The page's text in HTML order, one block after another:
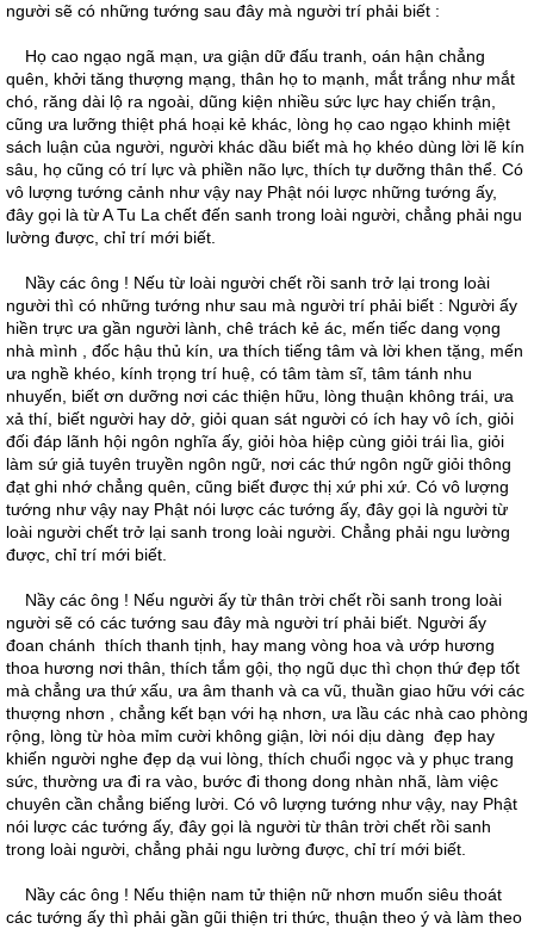
người sẽ có những tướng sau đây mà người trí phải biết :
Họ cao ngạo ngã mạn, ưa giận dữ đấu tranh, oán hận chẳng
quên, khởi tăng thượng mạng, thân họ to mạnh, mắt trắng như mắt
chó, răng dài lộ ra ngoài, dũng kiện nhiều sức lực hay chiến trận,
cũng ưa lưỡng thiệt phá hoại kẻ khác, lòng họ cao ngạo khinh miệt
sách luận của người, người khác dầu biết mà họ khéo dùng lời lẽ kín
sâu, họ cũng có trí lực và phiền não lực, thích tự dưỡng thân thể. Có
vô lượng tướng cảnh như vậy nay Phật nói lược những tướng ấy,
đây gọi là từ A Tu La chết đến sanh trong loài người, chẳng phải ngu
lường được, chỉ trí mới biết.
Nầy các ông ! Nếu từ loài người chết rồi sanh trở lại trong loài
người thì có những tướng như sau mà người trí phải biết : Người ấy
hiền trực ưa gần người lành, chê trách kẻ ác, mến tiếc dang vọng
nhà mình , đốc hậu thủ kín, ưa thích tiếng tâm và lời khen tặng, mến
ưa nghề khéo, kính trọng trí huệ, có tâm tàm sĩ, tâm tánh nhu
nhuyến, biết ơn dưỡng nơi các thiện hữu, lòng thuận không trái, ưa
xả thí, biết người hay dở, giỏi quan sát người có ích hay vô ích, giỏi
đối đáp lãnh hội ngôn nghĩa ấy, giỏi hòa hiệp cùng giỏi trái lìa, giỏi
làm sứ giả tuyên truyền ngôn ngữ, nơi các thứ ngôn ngữ giỏi thông
đạt ghi nhớ chẳng quên, cũng biết được thị xứ phi xứ. Có vô lượng
tướng như vậy nay Phật nói lược các tướng ấy, đây gọi là người từ
loài người chết trở lại sanh trong loài người. Chẳng phải ngu lường
được, chỉ trí mới biết.
Nầy các ông ! Nếu người ấy từ thân trời chết rồi sanh trong loài
người sẽ có các tướng sau đây mà người trí phải biết. Người ấy
đoan chánh thích thanh tịnh, hay mang vòng hoa và ướp hương
thoa hương nơi thân, thích tắm gội, thọ ngũ dục thì chọn thứ đẹp tốt
mà chẳng ưa thứ xấu, ưa âm thanh và ca vũ, thuần giao hữu với các
thượng nhơn , chẳng kết bạn với hạ nhơn, ưa lầu các nhà cao phòng
rộng, lòng từ hòa mỉm cười không giận, lời nói dịu dàng đẹp hay
khiến người nghe đẹp dạ vui lòng, thích chuổi ngọc và y phục trang
sức, thường ưa đi ra vào, bước đi thong dong nhàn nhã, làm việc
chuyên cần chẳng biếng lười. Có vô lượng tướng như vậy, nay Phật
nói lược các tướng ấy, đây gọi là người từ thân trời chết rồi sanh
trong loài người, chẳng phải ngu lường được, chỉ trí mới biết.
Nầy các ông ! Nếu thiện nam tử thiện nữ nhơn muốn siêu thoát
các tướng ấy thì phải gần gũi thiện tri thức, thuận theo ý và làm theo